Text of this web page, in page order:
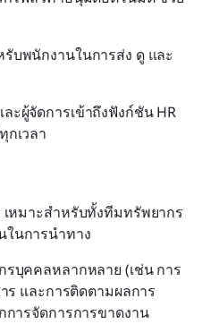
บพนักงานในการส่ง ดู และ
ผู้จัดการเข้าถึงฟังก์ชัน HR
เวลา
เหมาะสำหรับทั้งทีมทรัพยากร
นการนำทาง
บุคคลหลากหลาย (เช่น การ
ร และการติดตามผลการ
ารจัดการการขาดงาน